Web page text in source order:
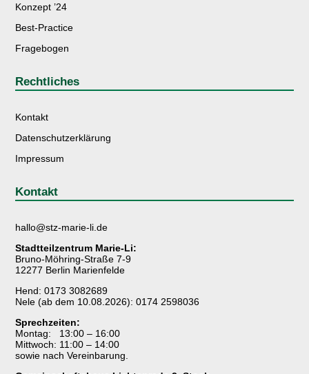
Konzept ’24
Best-Practice
Fragebogen
Rechtliches
Kontakt
Datenschutzerklärung
Impressum
Kontakt
hallo@stz-marie-li.de
Stadtteilzentrum Marie-Li:
Bruno-Möhring-Straße 7-9
12277 Berlin Marienfelde
Hend: 0173 3082689
Nele (ab dem 10.08.2026): 0174 2598036
Sprechzeiten:
Montag: 13:00 – 16:00
Mittwoch: 11:00 – 14:00
sowie nach Vereinbarung.